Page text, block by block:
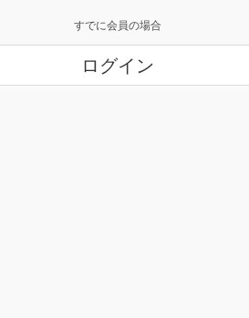
すでに会員の場合
ログイン